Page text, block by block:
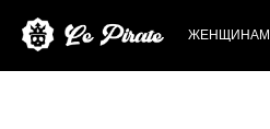
ЖЕНЩИНАМ